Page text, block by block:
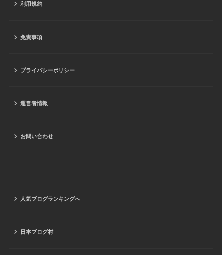
利用規約
免責事項
プライバシーポリシー
運営者情報
お問い合わせ
人気ブログランキングへ
日本ブログ村